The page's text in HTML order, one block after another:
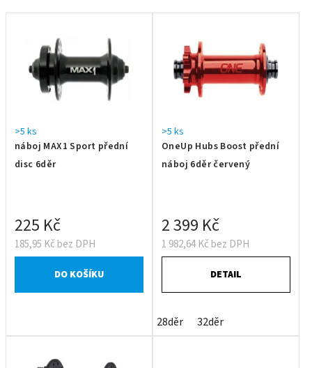
náboj MAX1 Sport přední
disc 6děr
>5 ks
185,95 Kč bez DPH
225 Kč
DO KOŠÍKU
OneUp Hubs Boost přední
náboj 6děr červený
>5 ks
1 982,64 Kč bez DPH
2 399 Kč
DETAIL
28děr 32děr